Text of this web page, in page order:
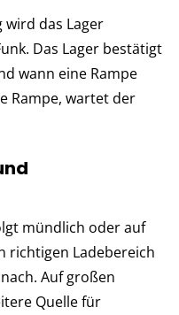
das Lager
Das Lager bestätigt
wann eine Rampe
Rampe, wartet der
mündlich oder auf
richtigen Ladebereich
Auf großen
Quelle für